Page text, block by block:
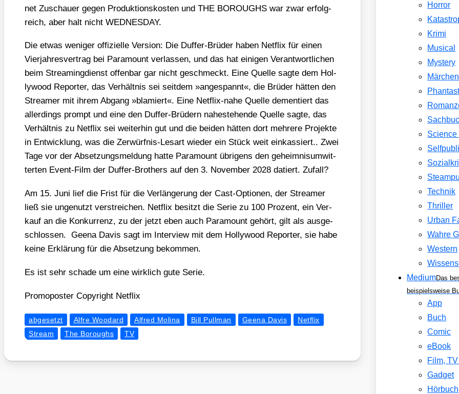
net Zuschau­er gegen Pro­duk­ti­ons­kos­ten und THE BOROUGHS war zwar erfolg­
reich, aber halt nicht WEDNESDAY.
Die etwas weni­ger offi­zi­el­le Ver­si­on: Die Duf­fer-Brü­der haben Net­flix für einen
Vier­jah­res­ver­trag bei Para­mount ver­las­sen, und das hat eini­gen Ver­ant­wort­li­chen
beim Strea­ming­dienst offen­bar gar nicht geschmeckt. Eine Quel­le sag­te dem Hol­
ly­wood Repor­ter, das Ver­hält­nis sei seit­dem »ange­spannt«, die Brü­der hät­ten den
Strea­mer mit ihrem Abgang »bla­miert«. Eine Net­flix-nahe Quel­le demen­tiert das
aller­dings prompt und eine den Duf­fer-Brü­dern nahe­ste­hen­de Quel­le sag­te, das
Ver­hält­nis zu Net­flix sei wei­ter­hin gut und die bei­den hät­ten dort meh­re­re Pro­jek­te
in Ent­wick­lung, was die Zer­würf­nis-Les­art wie­der ein Stück weit ein­kas­siert.. Zwei
Tage vor der Abset­zungs­mel­dung hat­te Para­mount übri­gens den geheim­nis­um­wit­
ter­ten Event-Film der Duf­fer-Brot­hers auf den 3. Novem­ber 2028 datiert. Zufall?
Am 15. Juni lief die Frist für die Ver­län­ge­rung der Cast-Optio­nen, der Strea­mer
ließ sie unge­nutzt ver­strei­chen. Net­flix besitzt die Serie zu 100 Pro­zent, ein Ver­
kauf an die Kon­kur­renz, zu der jetzt eben auch Para­mount gehört, gilt als aus­ge­
schlos­sen. Gee­na Davis sagt im Inter­view mit dem Hol­ly­wood Repor­ter, sie habe
kei­ne Erklä­rung für die Abset­zung bekom­men.
Es ist sehr scha­de um eine wirk­lich gute Serie.
Pro­mo­pos­ter Copy­right Net­flix
abgesetzt Alfre Woodard Alfred Molina Bill Pullman Geena Davis
Netflix
Stream
The Boroughs TV
Horror
Krimi
Musical
Mystery
Märchen
Science
Technik
Thriller
Urban
Wahre
Western
MediumDas
beispielsweise
App
Buch
Comic
eBook
Film,
Gadget
Hörbuch